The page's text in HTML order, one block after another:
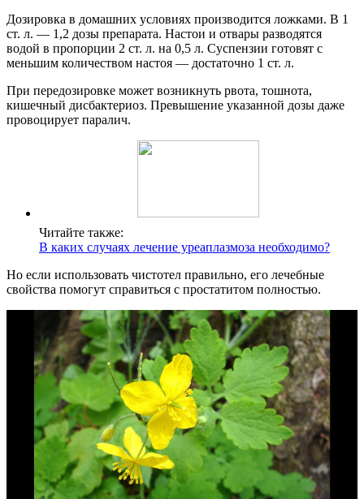
Дозировка в домашних условиях производится ложками. В 1
ст. л. — 1,2 дозы препарата. Настои и отвары разводятся
водой в пропорции 2 ст. л. на 0,5 л. Суспензии готовят с
меньшим количеством настоя — достаточно 1 ст. л.
При передозировке может возникнуть рвота, тошнота,
кишечный дисбактериоз. Превышение указанной дозы даже
провоцирует паралич.
Читайте также:
В каких случаях лечение уреаплазмоза необходимо?
Но если использовать чистотел правильно, его лечебные
свойства помогут справиться с простатитом полностью.